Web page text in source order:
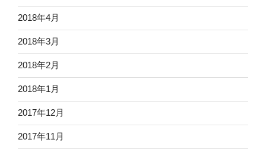
2018年4月
2018年3月
2018年2月
2018年1月
2017年12月
2017年11月